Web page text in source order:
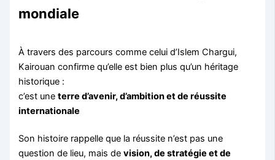
mondiale
À travers des parcours comme celui d’Islem Chargui,
Kairouan confirme qu’elle est bien plus qu’un héritage
historique :
c’est uneterre d’avenir, d’ambition et de réussite
internationale
Son histoire rappelle que la réussite n’est pas une
question de lieu, mais devision, de stratégie et de